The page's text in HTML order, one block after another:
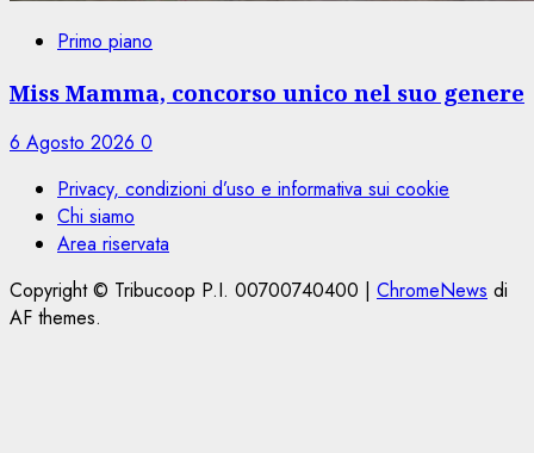
Primo piano
Miss Mamma, concorso unico nel suo genere
6 Agosto 2026 0
Privacy, condizioni d’uso e informativa sui cookie
Chi siamo
Area riservata
Copyright © Tribucoop P.I. 00700740400 | ChromeNews di
AF themes.